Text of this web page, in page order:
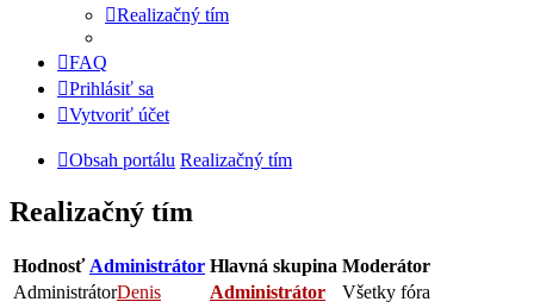
Realizačný tím
FAQ
Prihlásiť sa
Vytvoriť účet
Obsah portálu Realizačný tím
Realizačný tím
Hodnosť Administrátor Hlavná skupina Moderátor
AdministrátorDenis Administrátor
Všetky fóra